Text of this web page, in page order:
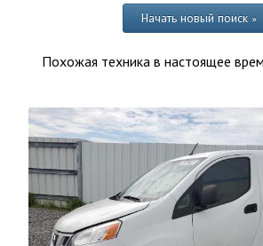
Начать новый поиск »
Похожая техника в настоящее